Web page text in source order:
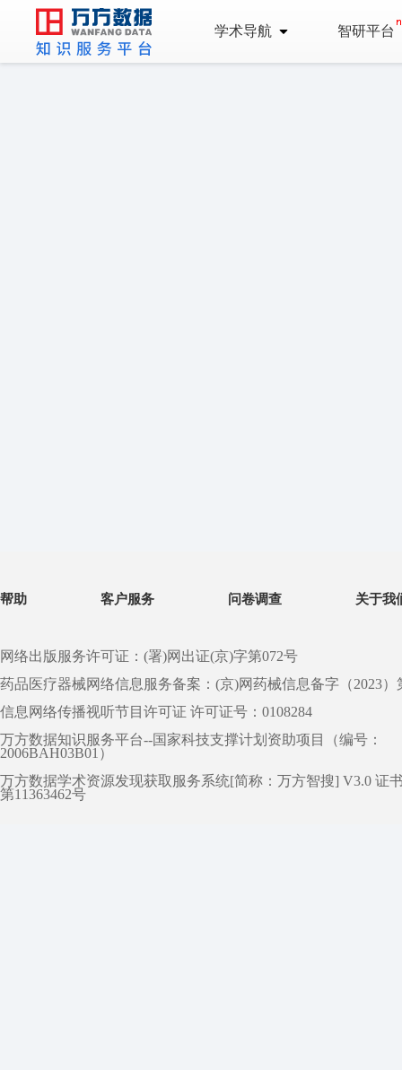
学术导航 智研平台
帮助 客户服务 问卷调查 关于我
网络出版服务许可证：(署)网出证(京)字第072号
药品医疗器械网络信息服务备案：(京)网药械信息备字（2023）
信息网络传播视听节目许可证 许可证号：0108284
万方数据知识服务平台--国家科技支撑计划资助项目（编号：
2006BAH03B01）
万方数据学术资源发现获取服务系统[简称：万方智搜] V3.0 证
第11363462号